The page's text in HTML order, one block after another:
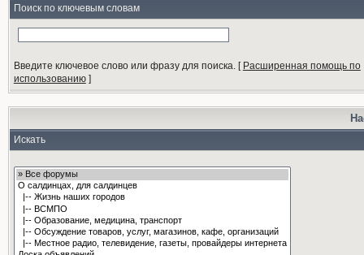
Поиск по ключевым словам
Введите ключевое слово или фразу для поиска.[ Расширенная помощь по
использованию]
Искать